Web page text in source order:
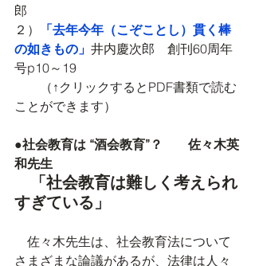
郎
２）
「去年今年（こぞことし）貫く棒
の如きもの」 井内慶次郎　創刊60周年
号p10～19
（↑クリックするとPDF書類で読む
ことができます）
●社会教育は “酒会教育”？　　佐々木英
和先生
「社会教育は難しく考えられ
すぎている」
佐々木先生は、社会教育法について
さまざまな論議があるが、法律は人々